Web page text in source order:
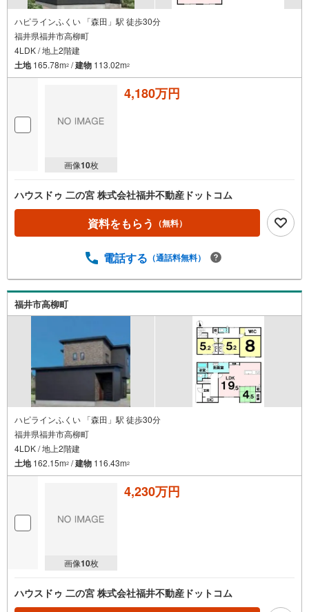
ハピラインふくい 「森田」駅 徒歩30分
福井県福井市高柳町
4LDK / 地上2階建
土地165.78m2 /建物 113.02m2
画像10枚
4,180万円
ハウスドゥ 二の宮 株式会社福井不動産ドットコム
資料をもらう （無料）
電話する （通話料無料）
福井市高柳町
ハピラインふくい 「森田」駅 徒歩30分
福井県福井市高柳町
4LDK / 地上2階建
土地162.15m2 /建物 116.43m2
画像10枚
4,230万円
ハウスドゥ 二の宮 株式会社福井不動産ドットコム